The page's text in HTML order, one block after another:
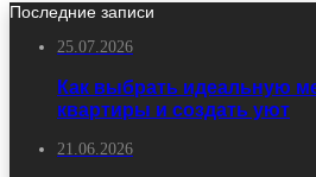
Последние записи
25.07.2026
Как выбрать идеальную
квартиры и создать уют
21.06.2026